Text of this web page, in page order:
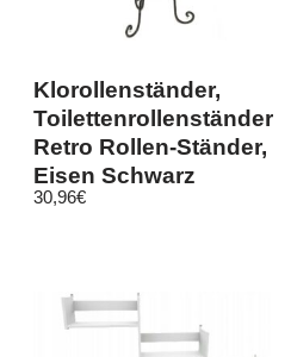
Klorollenständer,
Toilettenrollenständer,
Retro Rollen-Ständer,
Eisen Schwarz
30,96€